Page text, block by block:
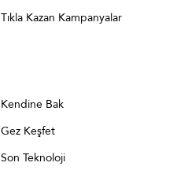
Tıkla Kazan Kampanyalar
Kendine Bak
Gez Keşfet
Son Teknoloji